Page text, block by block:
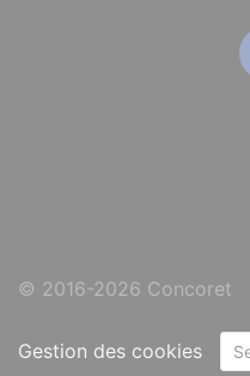
© 2016-2026 Concoret
Gestion des cookies